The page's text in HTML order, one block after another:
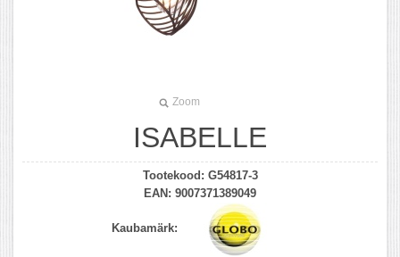
Zoom
ISABELLE
Tootekood: G54817-3
EAN: 9007371389049
Kaubamärk: